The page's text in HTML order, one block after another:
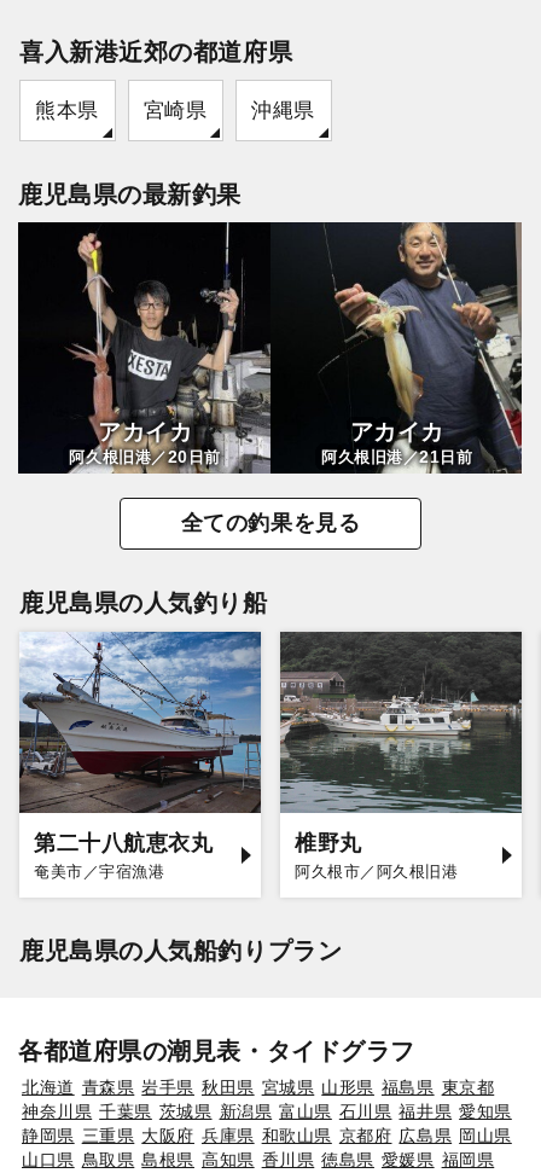
喜入新港近郊の都道府県
熊本県 宮崎県 沖縄県
鹿児島県の最新釣果
アカイカ
阿久根旧港／20日前
アカイカ
阿久根旧港／21 日前
全ての釣果を見る
鹿児島県の人気釣り船
第二十八航恵衣丸
奄美市／宇宿漁港
椎野丸
阿久根市／阿久根旧港
鹿児島県の人気船釣りプラン
各都道府県の潮見表・タイドグラフ
北海道 青森県 岩手県 秋田県 宮城県 山形県 福島県 東京都
神奈川県 千葉県 茨城県 新潟県 富山県 石川県 福井県 愛知県
静岡県 三重県 大阪府 兵庫県 和歌山県 京都府 広島県 岡山県
山口県 鳥取県 島根県 高知県 香川県 徳島県 愛媛県 福岡県